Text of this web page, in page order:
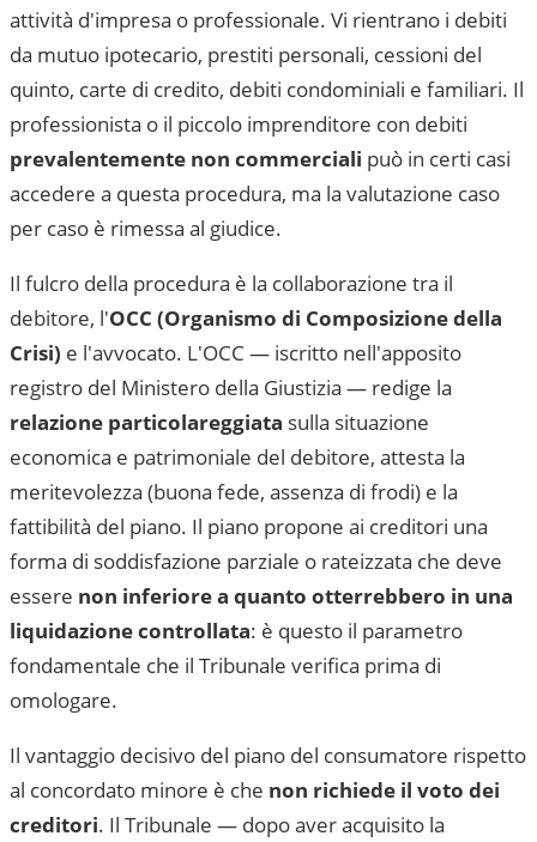
attività d'impresa o professionale. Vi rientrano i debiti
da mutuo ipotecario, prestiti personali, cessioni del
quinto, carte di credito, debiti condominiali e familiari. Il
professionista o il piccolo imprenditore con debiti
prevalentemente non commerciali può in certi casi
accedere a questa procedura, ma la valutazione caso
per caso è rimessa al giudice.
Il fulcro della procedura è la collaborazione tra il
debitore, l'OCC (Organismo di Composizione della
Crisi) e l'avvocato. L'OCC — iscritto nell'apposito
registro del Ministero della Giustizia — redige la
relazione particolareggiata sulla situazione
economica e patrimoniale del debitore, attesta la
meritevolezza (buona fede, assenza di frodi) e la
fattibilità del piano. Il piano propone ai creditori una
forma di soddisfazione parziale o rateizzata che deve
essere non inferiore a quanto otterrebbero in una
liquidazione controllata: è questo il parametro
fondamentale che il Tribunale verifica prima di
omologare.
Il vantaggio decisivo del piano del consumatore rispetto
al concordato minore è che non richiede il voto dei
creditori. Il Tribunale — dopo aver acquisito la